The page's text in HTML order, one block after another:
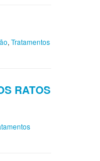
, Tratamentos
RATOS